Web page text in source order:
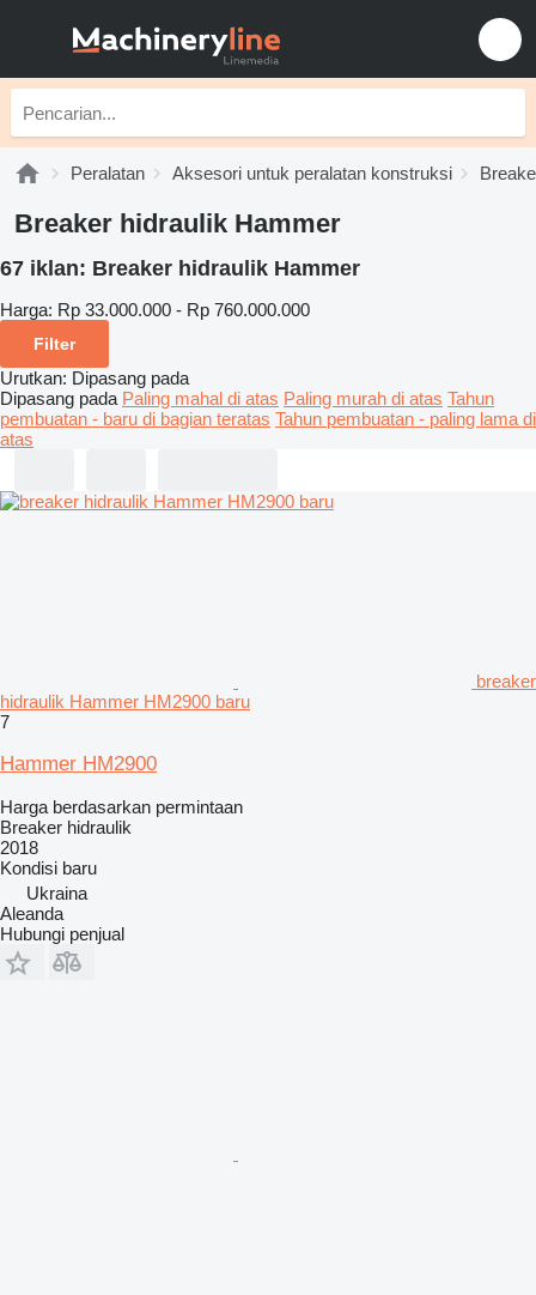
Peralatan Aksesori untuk peralatan konstruksi
Breaker hidraulik Hammer
67 iklan: Breaker hidraulik Hammer
Harga: Rp 33.000.000 - Rp 760.000.000
Filter
Urutkan: Dipasang pada
Dipasang pada Paling mahal di atas Paling murah di atas Tahun
pembuatan - baru di bagian teratas Tahun pembuatan - paling lama di
atas
breaker
hidraulik Hammer HM2900 baru
7
Hammer HM2900
Harga berdasarkan permintaan
Breaker hidraulik
2018
Kondisi baru
Ukraina
Aleanda
Hubungi penjual